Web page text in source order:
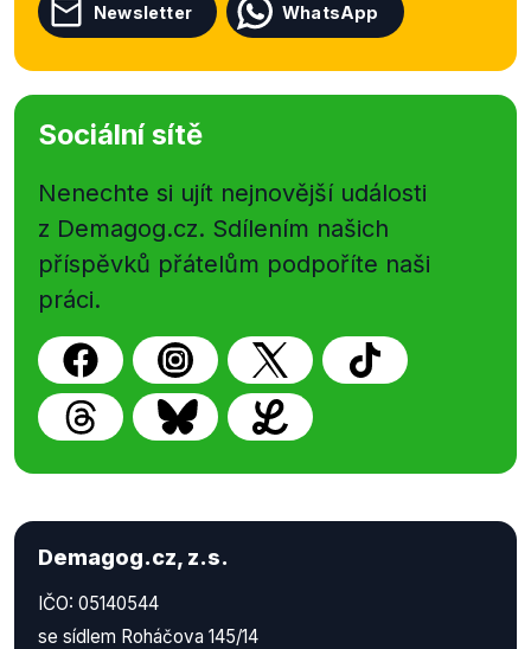
Newsletter WhatsApp
Sociální sítě
Nenechte si ujít nejnovější události
z Demagog.cz. Sdílením našich
příspěvků přátelům podpoříte naši
práci.
Demagog.cz, z.s.
IČO: 05140544
se sídlem Roháčova 145/14